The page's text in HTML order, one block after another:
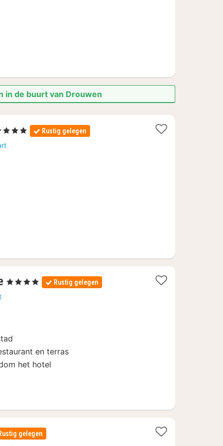
in de buurt van Drouwen
Sterren Rustig gelegen
1
, 4 Sterren Rustig gelegen
en terras
het hotel
gelegen